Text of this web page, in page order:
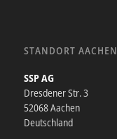
STANDORT AACHEN
SSP AG
Dresdener Str. 3
52068 Aachen
Deutschland